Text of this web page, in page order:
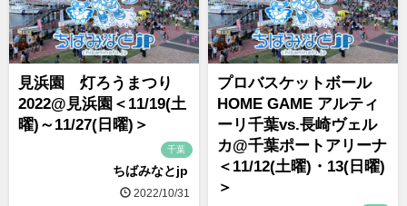
見浜園 灯ろうまつり
2022@見浜園＜11/19(土
曜)～11/27(日曜)＞
千葉
ちばみなとjp
2022/10/31
プロバスケットボール
HOME GAME アルティ
ーリ千葉vs.長崎ヴェル
カ@千葉ポートアリーナ
＜11/12(土曜)・13(日曜)
＞